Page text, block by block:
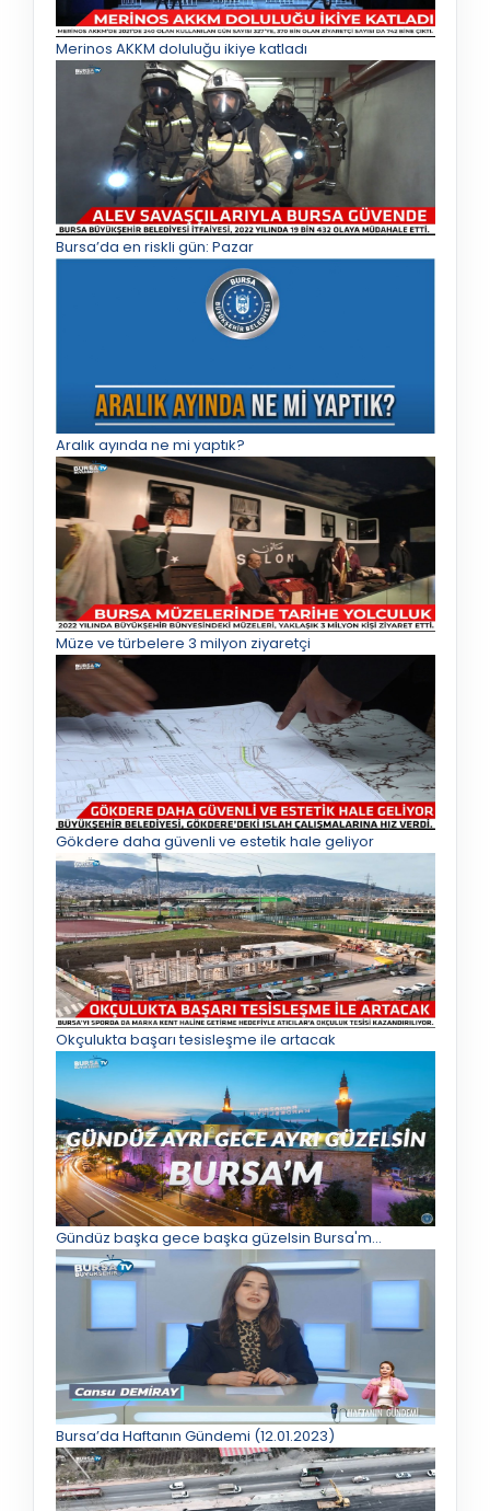
Merinos AKKM doluluğu ikiye katladı
Bursa’da en riskli gün: Pazar
Aralık ayında ne mi yaptık?
Müze ve türbelere 3 milyon ziyaretçi
Gökdere daha güvenli ve estetik hale geliyor
Okçulukta başarı tesisleşme ile artacak
Gündüz başka gece başka güzelsin Bursa'm...
Bursa’da Haftanın Gündemi (12.01.2023)